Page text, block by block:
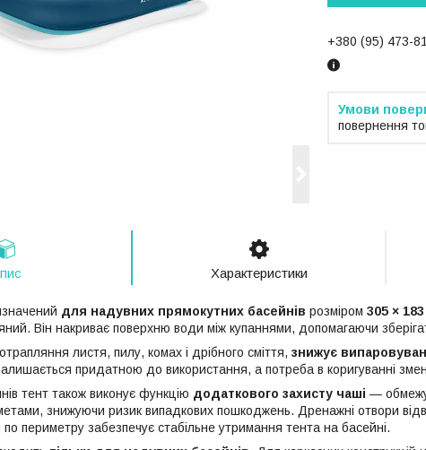
+380 (95) 473-
повернення
Характеристики
для надувних прямокутних басейнів розміром 305 ×
Він накриває поверхню води між купаннями, допомагаючи
листя, пилу, комах і дрібного сміття, знижує
придатною до використання, а потреба в коригуванні
тент також виконує функцію додаткового захисту чаші —
знижуючи ризик випадкових пошкоджень. Дренажні отвори
по периметру забезпечує стабільне утримання тента на басейні.